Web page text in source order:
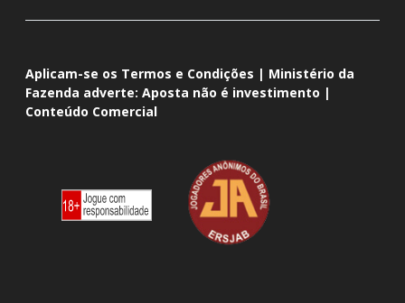
Aplicam-se os Termos e Condições | Ministério da
Fazenda adverte: Aposta não é investimento |
Conteúdo Comercial